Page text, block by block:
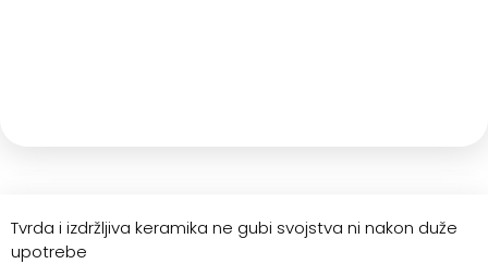
Tvrda i izdržljiva keramika ne gubi svojstva ni nakon duže
upotrebe